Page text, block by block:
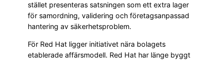
stället presenteras satsningen som ett extra lager
för samordning, validering och företagsanpassad
hantering av säkerhetsproblem.
För Red Hat ligger initiativet nära bolagets
etablerade affärsmodell. Red Hat har länge byggt